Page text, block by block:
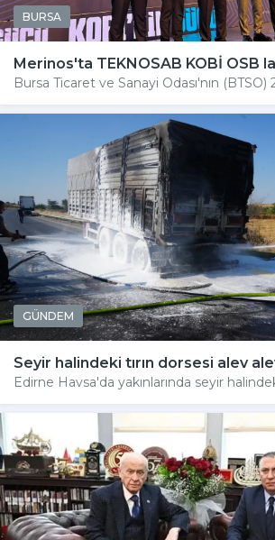
BURSA
Merinos'ta TEKNOSAB KOBİ OSB
Bursa Ticaret ve Sanayi Odası'nın (BTSO)
GÜNDEM
Seyir halindeki tırın dorsesi alev
Edirne Havsa'da yakınlarında seyir